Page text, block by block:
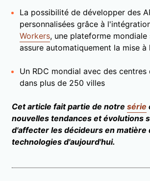
La possibilité de développer des
personnalisées grâce à
Workers, une plateforme mondiale
assure automatiquement la mise à
Un RDC mondial avec des centres
dans plus de 250 villes
Cet article fait partie de notre série
nouvelles tendances et évolutions
d'affecter les décideurs en matière
technologies d'aujourd'hui.